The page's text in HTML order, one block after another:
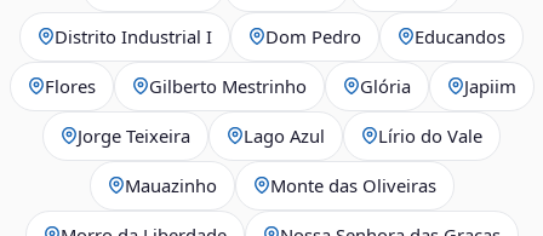
Distrito Industrial I Dom Pedro Educandos
Flores Gilberto Mestrinho Glória Japiim
Jorge Teixeira Lago Azul Lírio do Vale
Mauazinho Monte das Oliveiras